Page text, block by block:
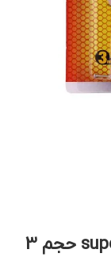
چسب قطره ای غفاری مدل super glue حجم 3